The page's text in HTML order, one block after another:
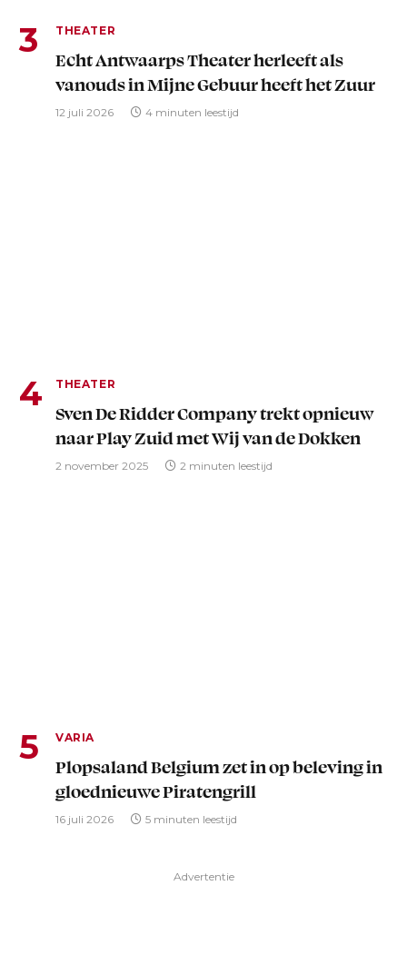
THEATER
Echt Antwaarps Theater herleeft als
vanouds in Mijne Gebuur heeft het Zuur
12 juli 2026 4 minuten leestijd
THEATER
Sven De Ridder Company trekt opnieuw
naar Play Zuid met Wij van de Dokken
2 november 2025 2 minuten leestijd
VARIA
Plopsaland Belgium zet in op beleving in
gloednieuwe Piratengrill
16 juli 2026 5 minuten leestijd
Advertentie